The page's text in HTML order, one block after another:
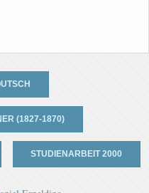
(1827-1870)
STUDIENARBEIT 2000